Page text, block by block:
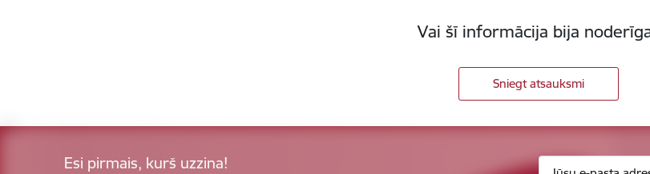
Vai šī informācija bija
Sniegt atsauksmi
Esi pirmais, kurš uzzina!